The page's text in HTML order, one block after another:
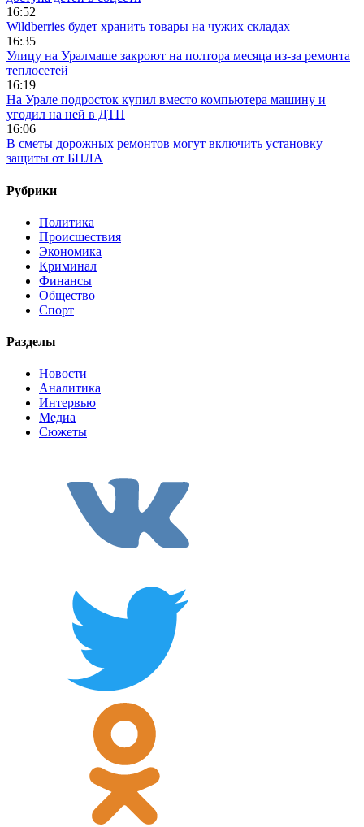
16:52
Wildberries будет хранить товары на чужих складах
16:35
Улицу на Уралмаше закроют на полтора месяца из-за ремонта
теплосетей
16:19
На Урале подросток купил вместо компьютера машину и
угодил на ней в ДТП
16:06
В сметы дорожных ремонтов могут включить установку
защиты от БПЛА
Рубрики
Политика
Происшествия
Экономика
Криминал
Финансы
Общество
Спорт
Разделы
Новости
Аналитика
Интервью
Медиа
Сюжеты